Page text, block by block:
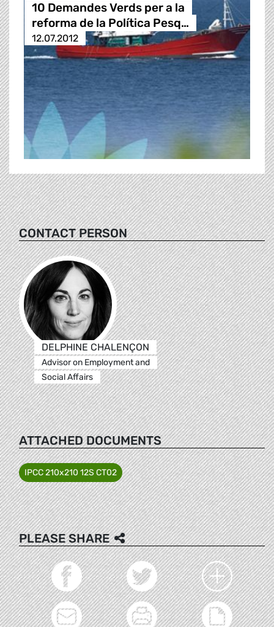
10 Demandes Verds per a la
reforma de la Política Pesq…
12.07.2012
CONTACT PERSON
DELPHINE CHALENÇON
Advisor on Employment and
Social Affairs
ATTACHED DOCUMENTS
IPCC 210x210 12S CT02
PLEASE SHARE